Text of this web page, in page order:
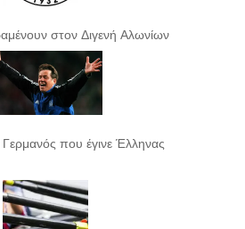
στον Διγενή Αλωνίων
που έγινε Έλληνας